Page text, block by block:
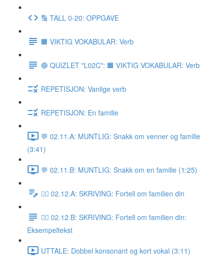
🔢 TALL 0-20: OPPGAVE
🟧 VIKTIG VOKABULAR: Verb
🔵 QUIZLET "L02C": 🟧 VIKTIG VOKABULAR: Verb
REPETISJON: Vanlige verb
REPETISJON: En familie
💬 02.11.A: MUNTLIG: Snakk om venner og familie
(3:41)
💬 02.11.B: MUNTLIG: Snakk om en familie (1:25)
✍🏼 02.12.A: SKRIVING: Fortell om familien din
✍🏼 02.12.B: SKRIVING: Fortell om familien din:
Eksempeltekst
UTTALE: Dobbel konsonant og kort vokal (3:11)